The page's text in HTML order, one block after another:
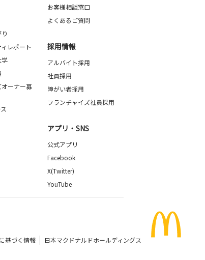
レポート
学
ーナー募
お客様相談窓口
よくあるご質問
採用情報
アルバイト採用
社員採用
障がい者採用
フランチャイズ社員採用
アプリ・SNS
公式アプリ
Facebook
X(Twitter)
YouTube
基づく情報 日本マクドナルドホールディングス